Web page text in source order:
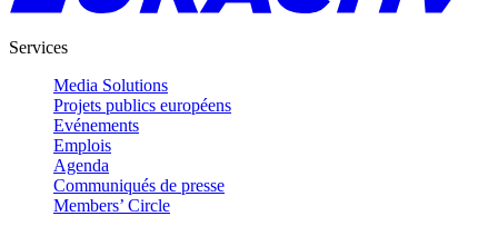
Services
Media Solutions
Projets publics européens
Evénements
Emplois
Agenda
Communiqués de presse
Members’ Circle